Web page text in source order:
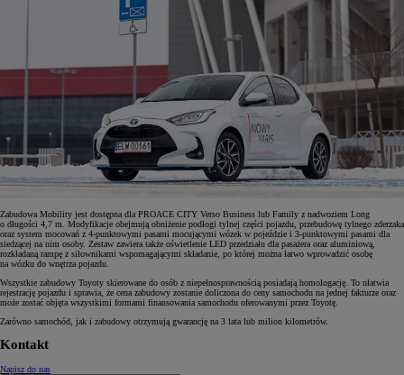
Zabudowa Mobility jest dostępna dla PROACE CITY Verso Business lub Family z nadwoziem Long
o długości 4,7 m. Modyfikacje obejmują obniżenie podłogi tylnej części pojazdu, przebudowę tylnego zderzaka
oraz system mocowań z 4-punktowymi pasami mocującymi wózek w pojeździe i 3-punktowymi pasami dla
siedzącej na nim osoby. Zestaw zawiera także oświetlenie LED przedziału dla pasażera oraz aluminiową,
rozkładaną rampę z siłownikami wspomagającymi składanie, po której można łatwo wprowadzić osobę
na wózku do wnętrza pojazdu.
Wszystkie zabudowy Toyoty skierowane do osób z niepełnosprawnością posiadają homologację. To ułatwia
rejestrację pojazdu i sprawia, że cena zabudowy zostanie doliczona do ceny samochodu na jednej fakturze oraz
może zostać objęta wszystkimi formami finansowania samochodu oferowanymi przez Toyotę.
Zarówno samochód, jak i zabudowy otrzymują gwarancję na 3 lata lub milion kilometrów.
Kontakt
Napisz do nas